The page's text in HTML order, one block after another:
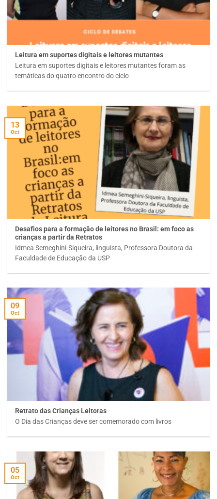
Leitura em suportes digitais e leitores mutantes
Leitura em suportes digitais e leitores mutantes foram as
temáticas do quatro encontro do ciclo
Desafios para a formação de leitores no Brasil: em foco as
crianças a partir da Retratos
Idmea Semeghini-Siqueira, linguista, Professora Doutora da
Faculdade de Educação da USP
13
Oct
Retrato das Crianças Leitoras
O Dia das Crianças deve ser comemorado com livros
09
Oct
05
Oct